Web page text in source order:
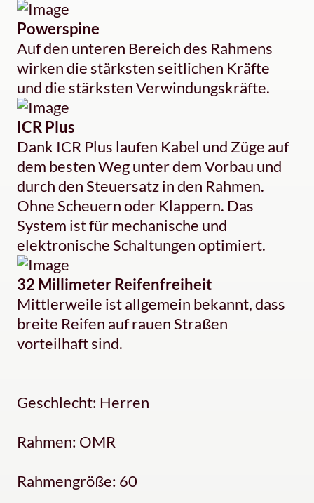
Powerspine
Auf den unteren Bereich des Rahmens
wirken die stärksten seitlichen Kräfte
und die stärksten Verwindungskräfte.
ICR Plus
Dank ICR Plus laufen Kabel und Züge auf
dem besten Weg unter dem Vorbau und
durch den Steuersatz in den Rahmen.
Ohne Scheuern oder Klappern. Das
System ist für mechanische und
elektronische Schaltungen optimiert.
32 Millimeter Reifenfreiheit
Mittlerweile ist allgemein bekannt, dass
breite Reifen auf rauen Straßen
vorteilhaft sind.
Geschlecht: Herren
Rahmen: OMR
Rahmengröße: 60